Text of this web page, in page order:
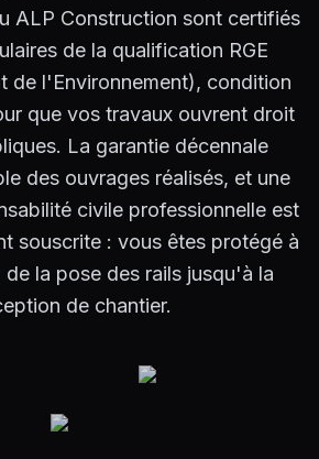
ALP Construction sont certifiés
de la qualification RGE
de l'Environnement), condition
que vos travaux ouvrent droit
La garantie décennale
des ouvrages réalisés, et une
civile professionnelle est
souscrite : vous êtes protégé à
la pose des rails jusqu'à la
de chantier.